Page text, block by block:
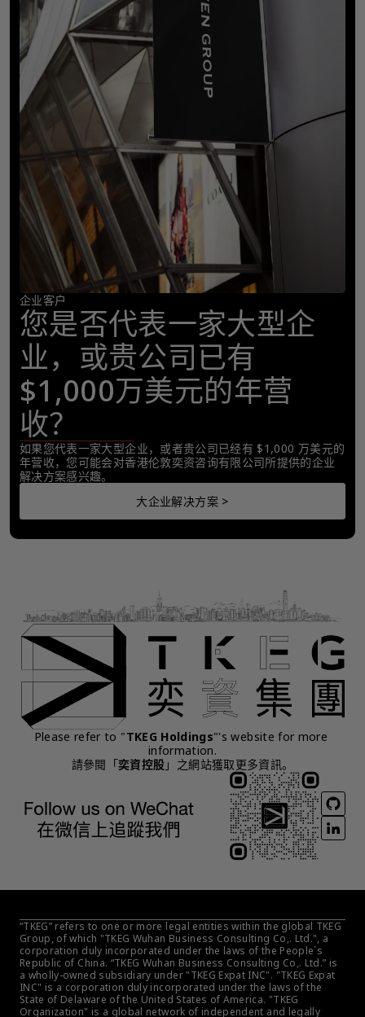
企业客户
您是否代表一家大型企
业，或贵公司已有
$1,000万美元的年营
收？
如果您代表一家大型企业，或者贵公司已经有 $1,000 万美元的
年营收，您可能会对香港伦敦奕资咨询有限公司所提供的企业
解决方案感兴趣。
大企业解决方案 >
Please refer to "TKEG Holdings"'s website for more
information.
請參閱「奕資控股 」之網站獲取更多資訊。
“TKEG” refers to one or more legal entities within the global TKEG
Group, of which "TKEG Wuhan Business Consulting Co,. Ltd.", a
corporation duly incorporated under the laws of the People´s
Republic of China. “TKEG Wuhan Business Consulting Co,. Ltd.” is
a wholly-owned subsidiary under "TKEG Expat INC". "TKEG Expat
INC" is a corporation duly incorporated under the laws of the
State of Delaware of the United States of America. "TKEG
Organization" is a global network of independent and legally